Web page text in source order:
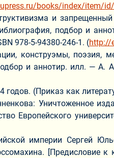
books/index/item/
и
подбор и
978-5-94380-246-1. (http://
конструэмы,
и аннотир. илл. —
годов. (Приказ как
Уничтоженное
Европейского
империи Сергей
[Предисловие